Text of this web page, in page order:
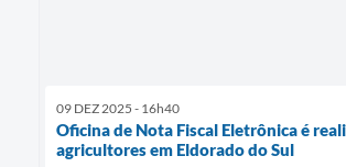
09 DEZ 2025 - 16h40
Oficina de Nota Fiscal Eletrônica é
agricultores em Eldorado do Sul